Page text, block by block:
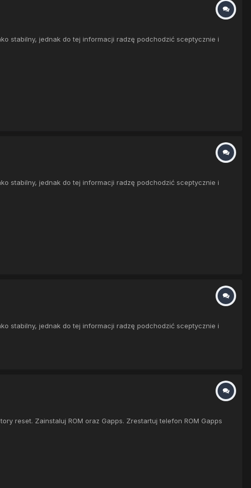
stabilny, jednak do tej informacji radzę podchodzić sceptycznie i
stabilny, jednak do tej informacji radzę podchodzić sceptycznie i
stabilny, jednak do tej informacji radzę podchodzić sceptycznie i
reset. Zainstaluj ROM oraz Gapps. Zrestartuj telefon ROM Gapps